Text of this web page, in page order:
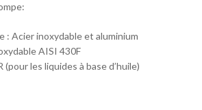
: Acier inoxydable et aluminium
AISI 430F
(pour les liquides à base d’huile)